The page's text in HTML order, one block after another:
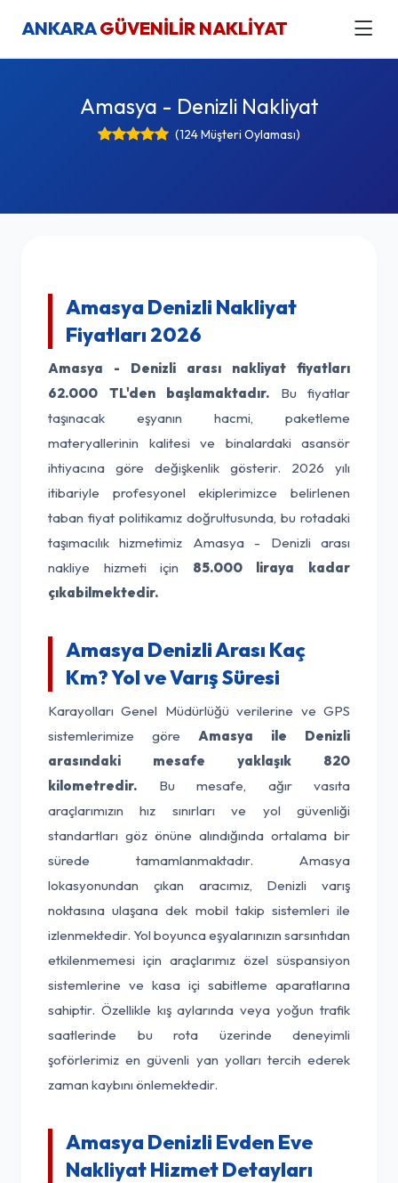
ANKARAGÜVENİLİR NAKLİYAT
Amasya - Denizli Nakliyat
(124 Müşteri Oylaması)
Amasya Denizli Nakliyat
Fiyatları 2026
Amasya - Denizli arası nakliyat fiyatları
62.000 TL'den başlamaktadır. Bu fiyatlar
taşınacak eşyanın hacmi, paketleme
materyallerinin kalitesi ve binalardaki asansör
ihtiyacına göre değişkenlik gösterir. 2026 yılı
itibariyle profesyonel ekiplerimizce belirlenen
taban fiyat politikamız doğrultusunda, bu rotadaki
taşımacılık hizmetimiz Amasya - Denizli arası
nakliye hizmeti için 85.000 liraya kadar
çıkabilmektedir.
Amasya Denizli Arası Kaç
Km? Yol ve Varış Süresi
Karayolları Genel Müdürlüğü verilerine ve GPS
sistemlerimize göre Amasya ile Denizli
arasındaki mesafe yaklaşık 820
kilometredir. Bu mesafe, ağır vasıta
araçlarımızın hız sınırları ve yol güvenliği
standartları göz önüne alındığında ortalama bir
sürede tamamlanmaktadır. Amasya
lokasyonundan çıkan aracımız, Denizli varış
noktasına ulaşana dek mobil takip sistemleri ile
izlenmektedir. Yol boyunca eşyalarınızın sarsıntıdan
etkilenmemesi için araçlarımız özel süspansiyon
sistemlerine ve kasa içi sabitleme aparatlarına
sahiptir. Özellikle kış aylarında veya yoğun trafik
saatlerinde bu rota üzerinde deneyimli
şoförlerimiz en güvenli yan yolları tercih ederek
zaman kaybını önlemektedir.
Amasya Denizli Evden Eve
Nakliyat Hizmet Detayları